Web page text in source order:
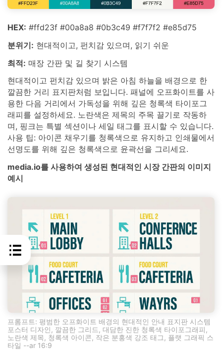
HEX: #ffd23f #00a8a8 #0b3c49 #f7f7f2 #e85d75
분위기: 현대적이고, 펀치감 있으며, 읽기 쉬운
최적: 매장 간판 및 길 찾기 시스템
현대적이고 펀치감 있으며 밝은 아침 하늘을 배경으로 한
깔끔한 거리 표지판처럼 보입니다. 패널에 오프화이트를 사
용한 다음 거리에서 가독성을 위해 깊은 청록색 타이포그
래피를 설정하세요. 노란색은 제목의 주목 끌기로 작동하
며, 핑크는 특별 섹션이나 세일 태그를 표시할 수 있습니다.
사용 팁: 아이콘 채우기를 청록색으로 유지하고 인쇄물에서
선명도를 위해 깊은 청록색으로 윤곽선을 그리세요.
media.io를 사용하여 생성된 현대적인 시장 간판의 이미지
예시
프롬프트: 평범한 오프화이트 배경의 현대적인 안내 표지판 시스템
포스터 디자인, 깔끔한 그리드, 대담한 진한 청록색 타이포그래피,
노란색 제목, 청록색 아이콘, 작은 분홍색 강조 태그, 플랫 그래픽 스
타일 --ar 16:9